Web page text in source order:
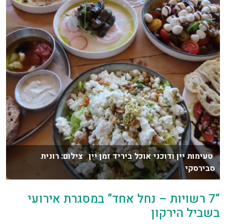
טעימות יין ודוכני אוכל ביריד זמן יין צילום: רונית
סבירסקי
“7 רשויות – נחל אחד” במסגרת אירועי
בשביל הירקון